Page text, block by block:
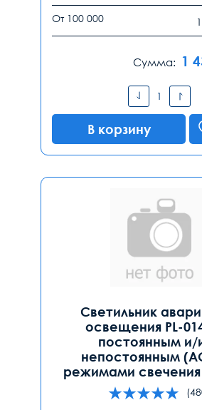
От 100 000
Сумма: 1
В корзину
Светильник
освещения PL-
постоянным и/
непостоянным
режимами свечения